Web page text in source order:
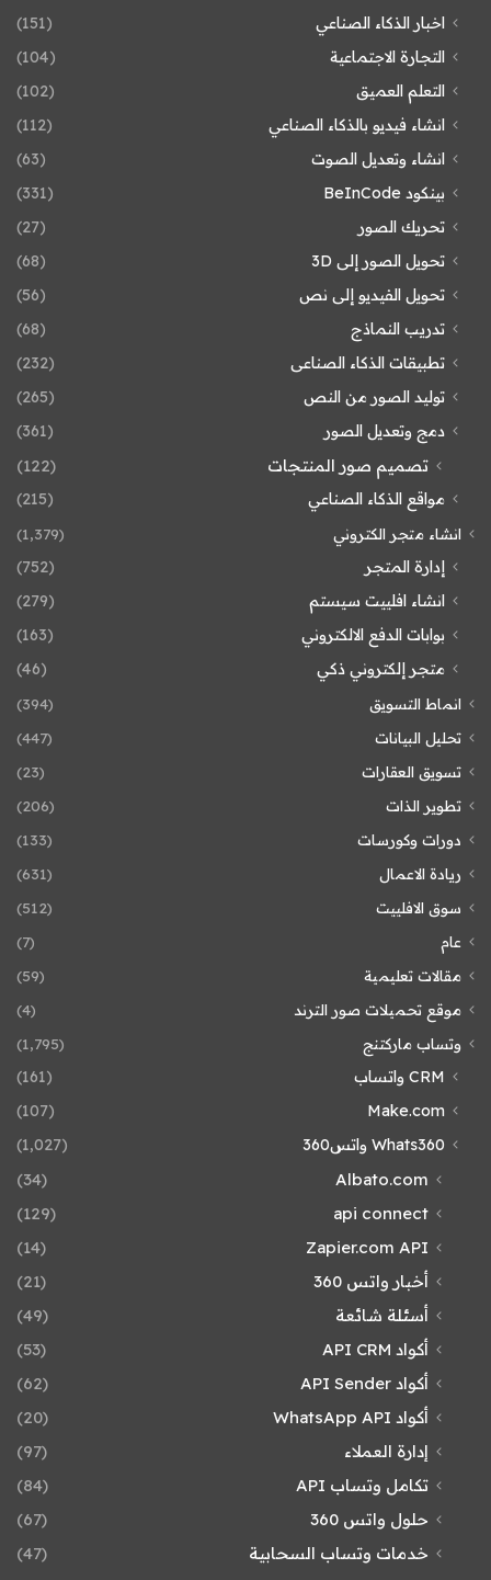
اخبار الذكاء الصناعي
(151)
التجارة الاجتماعية
(104)
التعلم العميق
(102)
انشاء فيديو بالذكاء الصناعي
(112)
انشاء وتعديل الصوت
(63)
بينكود BeInCode
(331)
تحريك الصور
(27)
تحويل الصور إلى 3D
(68)
تحويل الفيديو إلى نص
(56)
تدريب النماذج
(68)
تطبيقات الذكاء الصناعى
(232)
توليد الصور من النص
(265)
دمج وتعديل الصور
(361)
تصميم صور المنتجات (122)
مواقع الذكاء الصناعي (215)
انشاء متجر الكتروني (1٬379)
إدارة المتجر
(752)
انشاء افلييت سيستم
(279)
بوابات الدفع الالكتروني
(163)
متجر إلكتروني ذكي
(46)
انماط التسويق
(394)
تحليل البيانات
(447)
تسويق العقارات
(23)
تطوير الذات
(206)
دورات وكورسات
(133)
ريادة الاعمال
(631)
سوق الافلييت
(512)
عام
(7)
مقالات تعليمية
(59)
موقع تحميلات صور الترند
(4)
وتساب ماركتنج
(1٬795)
CRM واتساب
(161)
Make.com
(107)
Whats360 واتس360
(1٬027)
Albato.com
(34)
api connect
(129)
Zapier.com API
(14)
أخبار واتس 360
(21)
أسئلة شائعة
(49)
أكواد API CRM
(53)
أكواد API Sender
(62)
أكواد WhatsApp API
(20)
إدارة العملاء
(97)
تكامل وتساب API
(84)
حلول واتس 360
(67)
خدمات وتساب السحابية
(47)